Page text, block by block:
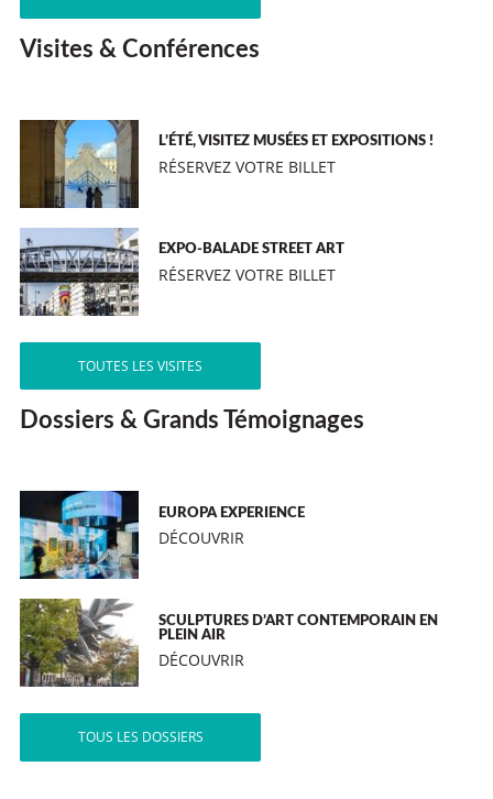
Visites & Conférences
L’ÉTÉ, VISITEZ MUSÉES ET EXPOSITIONS !
RÉSERVEZ VOTRE BILLET
EXPO-BALADE STREET ART
RÉSERVEZ VOTRE BILLET
TOUTES LES VISITES
Dossiers & Grands Témoignages
EUROPA EXPERIENCE
DÉCOUVRIR
SCULPTURES D’ART CONTEMPORAIN EN
PLEIN AIR
DÉCOUVRIR
TOUS LES DOSSIERS